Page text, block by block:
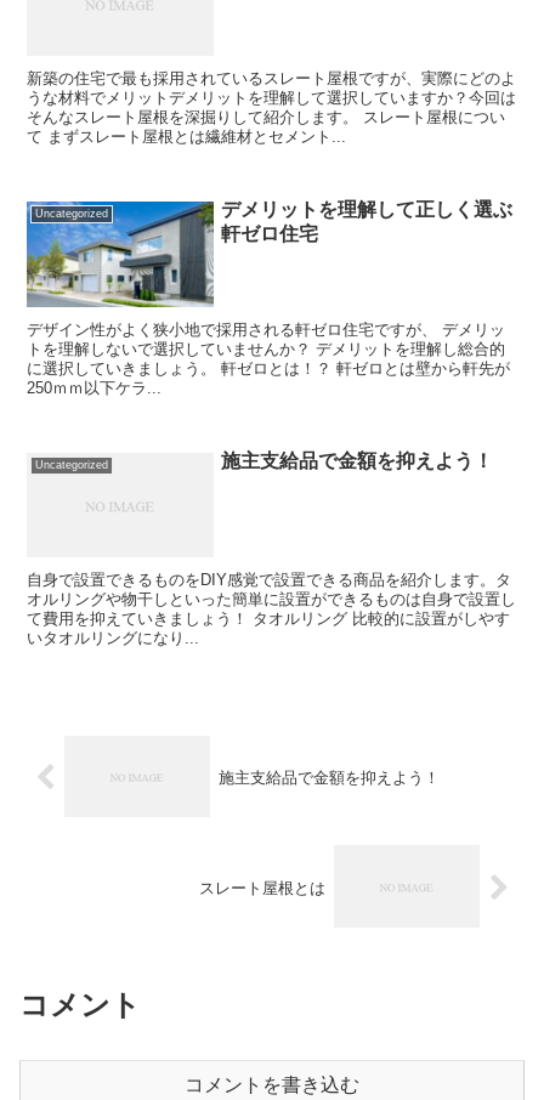
新築の住宅で最も採用されているスレート屋根ですが、実際にどのよ
うな材料でメリットデメリットを理解して選択していますか？今回は
そんなスレート屋根を深掘りして紹介します。 スレート屋根につい
て まずスレート屋根とは繊維材とセメント...
Uncategorized
デメリットを理解して正しく選ぶ
軒ゼロ住宅
デザイン性がよく狭小地で採用される軒ゼロ住宅ですが、 デメリッ
トを理解しないで選択していませんか？ デメリットを理解し総合的
に選択していきましょう。 軒ゼロとは！？ 軒ゼロとは壁から軒先が
250ｍｍ以下ケラ...
Uncategorized 施主支給品で金額を抑えよう！
自身で設置できるものをDIY感覚で設置できる商品を紹介します。タ
オルリングや物干しといった簡単に設置ができるものは自身で設置し
て費用を抑えていきましょう！ タオルリング 比較的に設置がしやす
いタオルリングになり...
施主支給品で金額を抑えよう！
スレート屋根とは
コメント
コメントを書き込む